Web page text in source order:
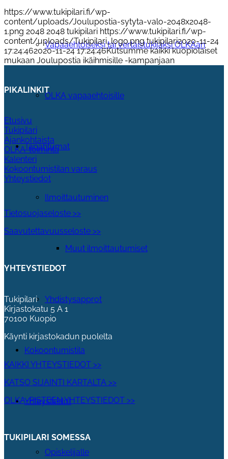
Vapaaehtoiseksi tai vertaistukijaksi OLKAan
OLKA vapaaehtoisille
Tapahtumat
Ilmoittautuminen
Muut ilmoittautumiset
Yhdistysapprot
Kokoontumistila
Yhteystiedot
Opiskelijalle
https://www.tukipilari.fi/wp-
content/uploads/Joulupostia-sytyta-valo-2048x2048-
1.png 2048 2048 tukipilari https://www.tukipilari.fi/wp-
content/uploads/Tukipilari_logo.png tukipilari2020-11-24
17:24:462020-11-24 17:24:46Kutsumme kaikki kuopiolaiset
mukaan Joulupostia ikäihmisille -kampanjaan
PIKALINKIT
Etusivu
Tukipilari
Ajankohtaista
OLKA-toiminta
Kalenteri
Kokoontumistilan varaus
Yhteystiedot
Tietosuojaseloste >>
Saavutettavuusseloste >>
YHTEYSTIEDOT
Tukipilari
Kirjastokatu 5 A 1
70100 Kuopio
Käynti kirjastokadun puolelta
KAIKKI YHTEYSTIEDOT >>
KATSO SIJAINTI KARTALTA >>
OLKA-PISTEEN YHTEYSTIEDOT >>
TUKIPILARI SOMESSA